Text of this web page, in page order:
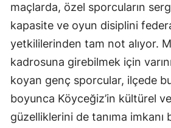
maçlarda, özel sporcuların
kapasite ve oyun disiplini
yetkililerinden tam not alıyor.
kadrosuna girebilmek için
koyan genç sporcular, ilçede
boyunca Köyceğiz’in kültürel
güzelliklerini de tanıma imkanı